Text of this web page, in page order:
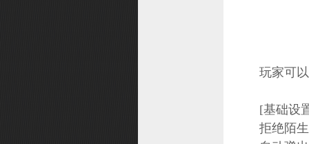
玩家可以
[基础设
拒绝陌生